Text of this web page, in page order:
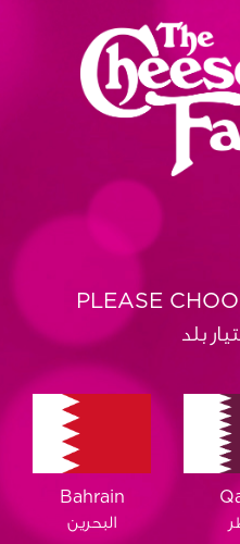
PLEASE
بلد
Bahrain
البحرين